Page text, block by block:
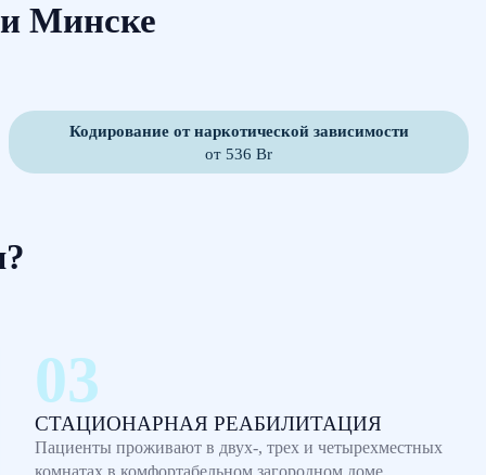
Минске
Кодирование от наркотической зависимости
от 536 Br
СТАЦИОНАРНАЯ РЕАБИЛИТАЦИЯ
Пациенты проживают в двух-, трех и четырехместных
комнатах в комфортабельном загородном доме.